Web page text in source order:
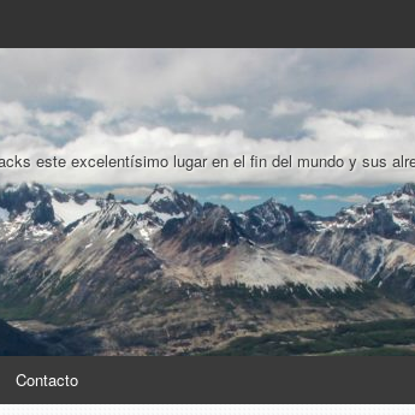
este excelentísimo lugar en el fin del mundo y sus
Contacto